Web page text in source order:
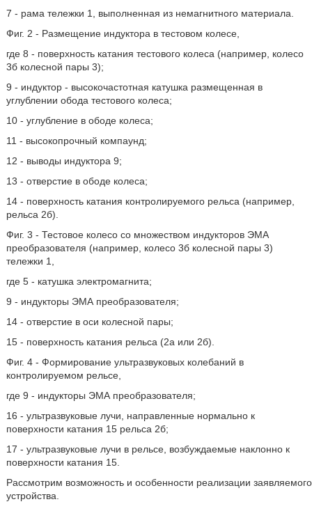
7 - рама тележки 1, выполненная из немагнитного материала.
Фиг. 2 - Размещение индуктора в тестовом колесе,
где 8 - поверхность катания тестового колеса (например, колесо
3б колесной пары 3);
9 - индуктор - высокочастотная катушка размещенная в
углублении обода тестового колеса;
10 - углубление в ободе колеса;
11 - высокопрочный компаунд;
12 - выводы индуктора 9;
13 - отверстие в ободе колеса;
14 - поверхность катания контролируемого рельса (например,
рельса 2б).
Фиг. 3 - Тестовое колесо со множеством индукторов ЭМА
преобразователя (например, колесо 3б колесной пары 3)
тележки 1,
где 5 - катушка электромагнита;
9 - индукторы ЭМА преобразователя;
14 - отверстие в оси колесной пары;
15 - поверхность катания рельса (2а или 2б).
Фиг. 4 - Формирование ультразвуковых колебаний в
контролируемом рельсе,
где 9 - индукторы ЭМА преобразователя;
16 - ультразвуковые лучи, направленные нормально к
поверхности катания 15 рельса 2б;
17 - ультразвуковые лучи в рельсе, возбуждаемые наклонно к
поверхности катания 15.
Рассмотрим возможность и особенности реализации заявляемого
устройства.